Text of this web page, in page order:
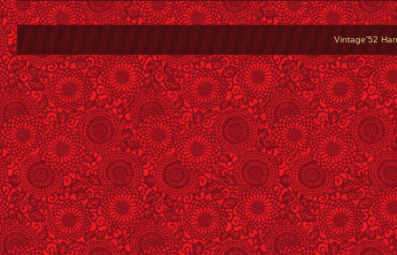
Vintage'52